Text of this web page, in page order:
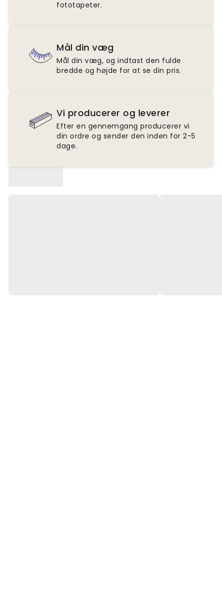
fototapeter.
Mål din væg
Mål din væg, og indtast den fulde
bredde og højde for at se din pris.
Vi producerer og leverer
Efter en gennemgang producerer vi
din ordre og sender den inden for 2-5
dage.